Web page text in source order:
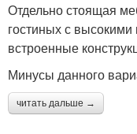
Отдельно стоящая
гостиных с
встроенные
Минусы данного
читать дальше →